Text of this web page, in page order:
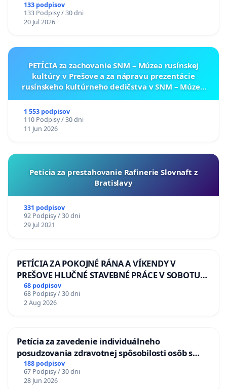
133 podpisov
133 Podpisy / 30 dni
20 Jul 2026
PETÍCIA za zachovanie SNM – Múzea rusínskej
kultúry v Prešove a za nápravu prezentácie
rusínskeho kultúrneho dedičstva v SNM – Múzeu
1 553 podpisov
110 Podpisy / 30 dni
11 Jun 2026
Peticia za prestahovanie Rafinerie Slovnaft z
Bratislavy
331 podpisov
92 Podpisy / 30 dni
29 Jul 2021
PETÍCIA ZA POKOJNÉ RÁNA A VÍKENDY V
PREŠOVE HLUČNÉ STAVEBNÉ PRÁCE V SOBOTU
LEN OD 9.00 DO 13.00 HOD., CEZ PRACOVNÝ
TÝŽDEŇ CIEĽ 8.00 – 18.00 HOD. A PRAVIDELNÁ
KONTROLA STAVBY C-AREA NA
68 podpisov
68 Podpisy / 30 dni
2 Aug 2026
Petícia za zavedenie individuálneho
posudzovania zdravotnej spôsobilosti osôb s
diabetom 1. a 2. typu pri prijímaní do
Policajného zboru SR
188 podpisov
67 Podpisy / 30 dni
28 Jun 2026